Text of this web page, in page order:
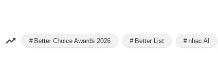
Better Choice Awards 2026 Better List nhạc AI